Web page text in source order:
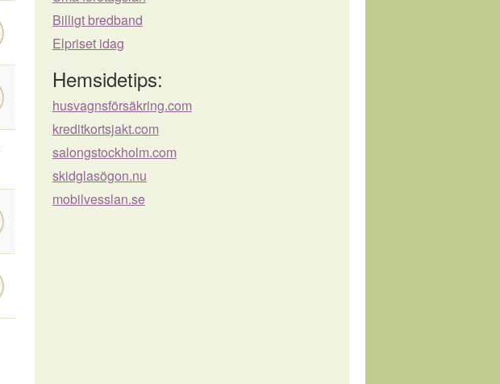
Billigt bredband
Elpriset idag
Hemsidetips:
husvagnsförsäkring.com
kreditkortsjakt.com
salongstockholm.com
skidglasögon.nu
mobilvesslan.se